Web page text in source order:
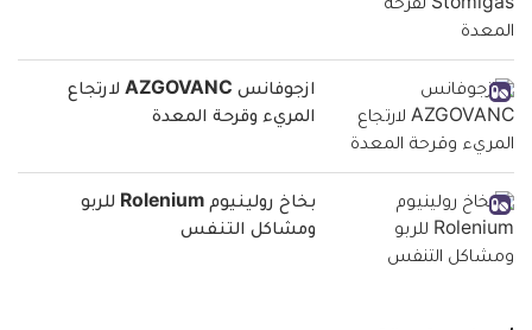
ازجوفانس AZGOVANC لارتجاع
المريء وقرحة المعدة
بخاخ رولينيوم Rolenium للربو
ومشاكل التنفس